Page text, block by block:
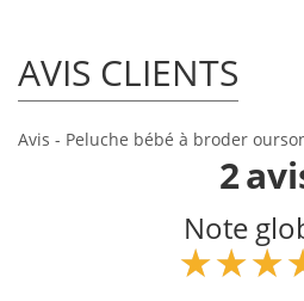
AVIS CLIENTS
Avis - Peluche bébé à broder
2
Note